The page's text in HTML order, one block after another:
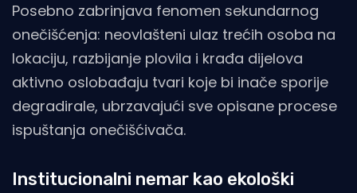
Posebno zabrinjava fenomen sekundarnog
onečišćenja: neovlašteni ulaz trećih osoba na
lokaciju, razbijanje plovila i krađa dijelova
aktivno oslobađaju tvari koje bi inače sporije
degradirale, ubrzavajući sve opisane procese
ispuštanja onečišćivača.
Institucionalni nemar kao ekološki